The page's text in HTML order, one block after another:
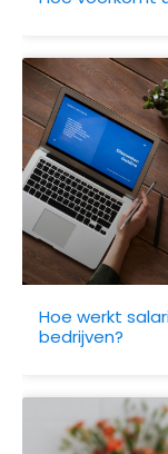
Hoe werkt
bedrijven?